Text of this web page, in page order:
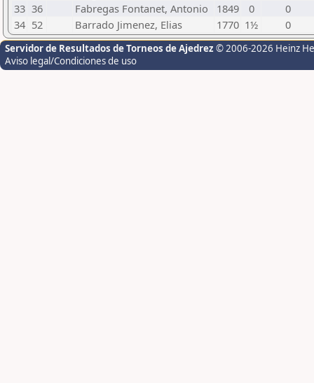
33 36 Fabregas Fontanet, Antonio 1849 0
0
34 52 Barrado Jimenez, Elias 1770 1½ 0
Servidor de Resultados de Torneos de Ajedrez © 2006-2026 Heinz
Aviso legal/Condiciones de uso